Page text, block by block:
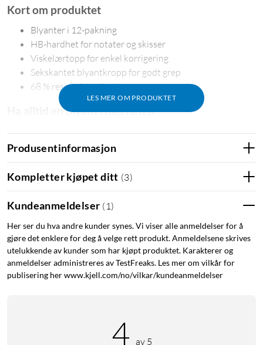
LES MER OM PRODUKTET
Kort om produktet
Blyanter i 12-pakning
HB-hardhet for notater og skisser
Viskelærtopp for enkel korrigering
Sekskantet blyantkropp for godt grep
68 % resirkulert plast
Ha alltid en blyant i nærheten
Blyantene passer til skole, hjem og kontor der det trengs
penner for skriving, utregninger, lister og skisser. HB-
hardheten gir en balansert følelse for både tekst og enkle
tegneoppgaver, mens viskelærtoppen gjør det enkelt å viske
Produkttype: Blyanter
Antall: 12-pakning
Hardhet: HB
Blyantkropp: Sekskantet
Produsentinformasjon
Kompletter kjøpet ditt (3)
Kundeanmeldelser ( 1 )
Her ser du hva andre kunder synes. Vi viser alle anmeldelser for å
gjøre det enklere for deg å velge rett produkt. Anmeldelsene skrives
utelukkende av kunder som har kjøpt produktet. Karakterer og
anmeldelser administreres av TestFreaks. Les mer om vilkår for
publisering her www.kjell.com/no/vilkar/kundeanmeldelser
4 av 5